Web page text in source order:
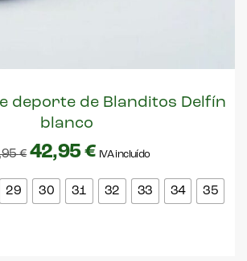
deporte de Blanditos Delfín
blanco
€ 42,95€ IVA incluído
29 30 31 32 33 34 35